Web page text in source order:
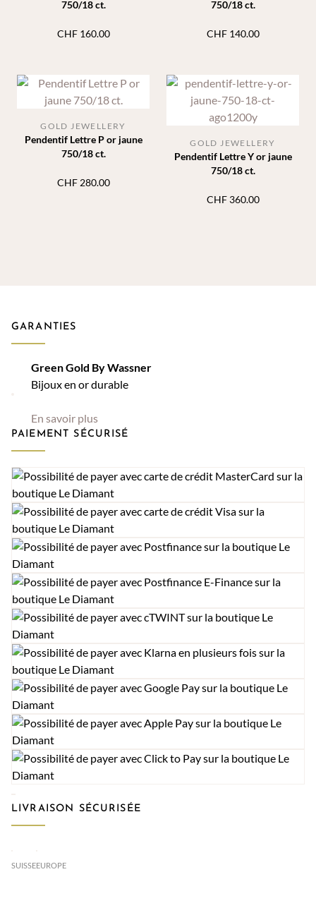
750/18 ct.
CHF160.00
750/18 ct.
CHF140.00
Pendentif Lettre P or jaune
750/18 ct.
GOLD JEWELLERY
CHF280.00
Pendentif Lettre Y or jaune
750/18 ct.
GOLD JEWELLERY
CHF360.00
GARANTIES
Green Gold By Wassner
Bijoux en or durable
En savoir plus
PAIEMENT SÉCURISÉ
LIVRAISON SÉCURISÉE
SUISSEEUROPE